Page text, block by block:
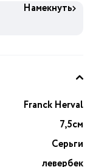
Намекнуть
Franck Herval
7,5см
Серьги
левербек